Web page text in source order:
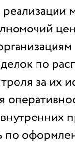
по
за их
по